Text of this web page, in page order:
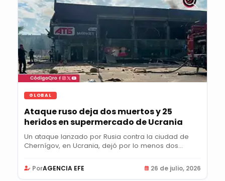
GLOBAL
Ataque ruso deja dos muertos y 25
heridos en supermercado de Ucrania
Un ataque lanzado por Rusia contra la ciudad de
Chernígov, en Ucrania, dejó por lo menos dos...
PorAGENCIA EFE 26 de julio, 2026